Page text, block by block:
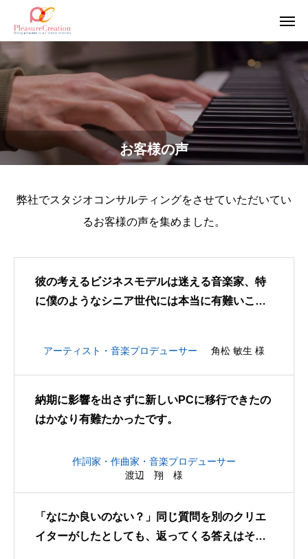
お客様の声
弊社でスタジオコンサルティングをさせていただいてい
るお客様の声を集めました。
彼の考えるビジネスモデルは迷える音楽家、特
に僕のようなシニア世代には本当に有難いこと
アーティスト・音楽プロデューサー 角松 敏生 様
納期に影響を出さずに新しいPCに移行できたの
はかなり有難たかったです。
作詞家・作曲家・音楽プロデューサー
渡辺 翔 様
「なにか良いのない？」同じ質問を別のクリエ
イターがしたとしても、返ってくる答えはその